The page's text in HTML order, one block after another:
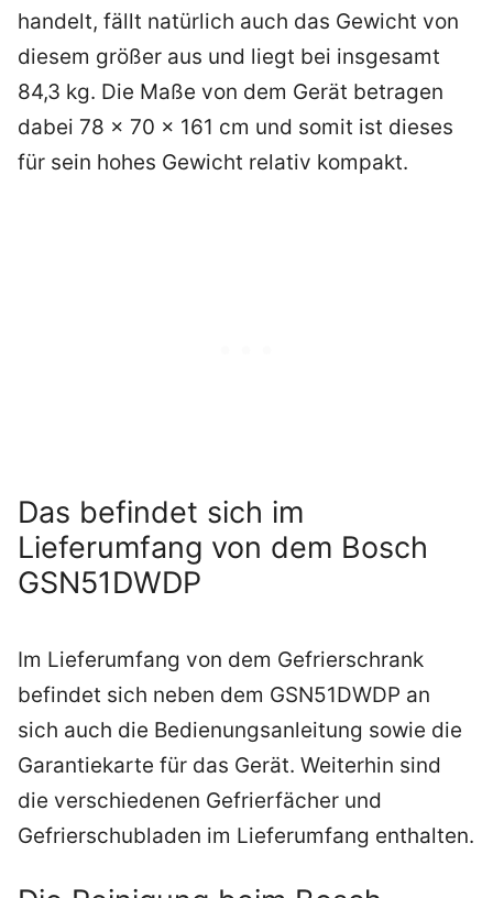
handelt, fällt natürlich auch das Gewicht von
diesem größer aus und liegt bei insgesamt
84,3 kg. Die Maße von dem Gerät betragen
dabei 78 x 70 x 161 cm und somit ist dieses
für sein hohes Gewicht relativ kompakt.
Das befindet sich im
Lieferumfang von dem Bosch
GSN51DWDP
Im Lieferumfang von dem Gefrierschrank
befindet sich neben dem GSN51DWDP an
sich auch die Bedienungsanleitung sowie die
Garantiekarte für das Gerät. Weiterhin sind
die verschiedenen Gefrierfächer und
Gefrierschubladen im Lieferumfang enthalten.